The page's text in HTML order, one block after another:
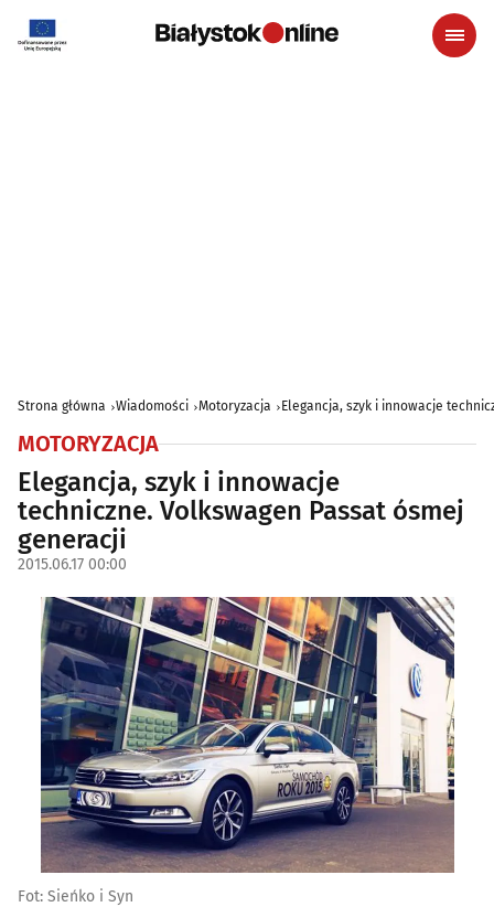
Strona główna Wiadomości Motoryzacja Elegancja, szyk i innowacje
MOTORYZACJA
Elegancja, szyk i innowacje
techniczne. Volkswagen Passat ósmej
generacji
2015.06.17 00:00
Fot: Sieńko i Syn